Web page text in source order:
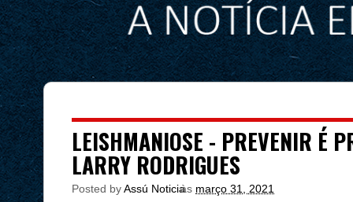
LEISHMANIOSE - PREVENIR É
LARRY RODRIGUES
Posted byAssú Noticia
às março 31, 2021